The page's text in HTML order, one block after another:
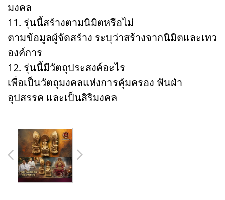
มงคล
11. รุ่นนี้สร้างตามนิมิตหรือไม่
ตามข้อมูลผู้จัดสร้าง ระบุว่าสร้างจากนิมิตและเทว
องค์การ
12. รุ่นนี้มีวัตถุประสงค์อะไร
เพื่อเป็นวัตถุมงคลแห่งการคุ้มครอง ฟันฝ่า
อุปสรรค และเป็นสิริมงคล